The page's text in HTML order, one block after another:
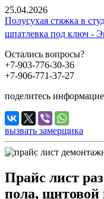
25.04.2026
Полусухая стяжка в
шпатлевка под ключ -
Остались вопросы?
+7-903-776-30-36
+7-906-771-37-27
поделитесь
вызвать замерщика
Прайс лист
пола, щитовой